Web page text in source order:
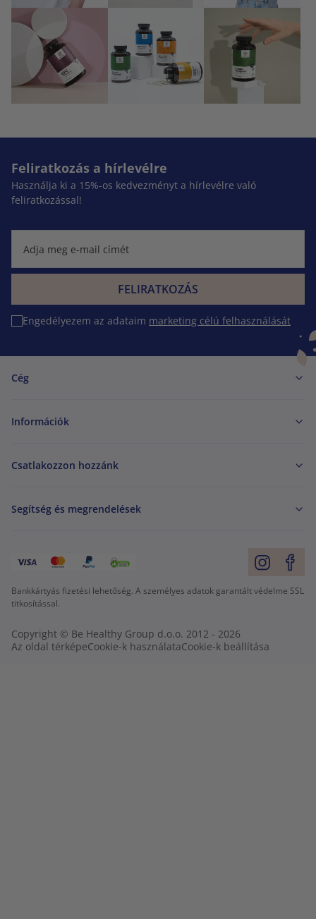
Feliratkozás a hírlevélre
Használja ki a 15%-os kedvezményt a hírlevélre való
feliratkozással!
FELIRATKOZÁS
Engedélyezem az adataim marketing célú felhasználását
Cég
Információk
Csatlakozzon hozzánk
Segítség és megrendelések
Bankkártyás fizetési lehetőség. A személyes adatok garantált védelme SSL
titkosítással.
Copyright © Be Healthy Group d.o.o. 2012 - 2026
Az oldal térképeCookie-k használataCookie-k beállítása